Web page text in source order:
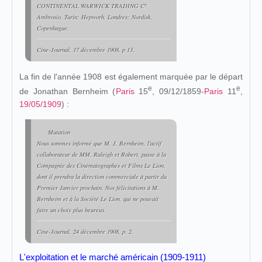
CONTINENTAL WARWICK TRADING Cº
Ambrosio, Turin; Hepworh, Londres; Nordisk,
Copenhague.
Cine-Journal, 17 décembre 1908, p 13.
La fin de l'année 1908 est également marquée par le départ
de Jonathan Bernheim (Paris15e , 09/12/1859-Paris 11e
19/05/1909) :
Mutation
Nous sommes informé que M. J. Bernheim, l'actif
collaborateur de MM. Raleigh et Robert, passe à la
Compagnie des Cinématographes et Films Le Lion,
dont il prendra la direction commerciale à partir du
Premier Janvier prochain. Nos félicitations à M.
Bernheim et à la Société Le Lion, qui ne pouvait
faire un choix plus heureux.
Cine-Journal, 24 décembre 1908, p. 2.
L'exploitation et le marché américain (1909-1911)